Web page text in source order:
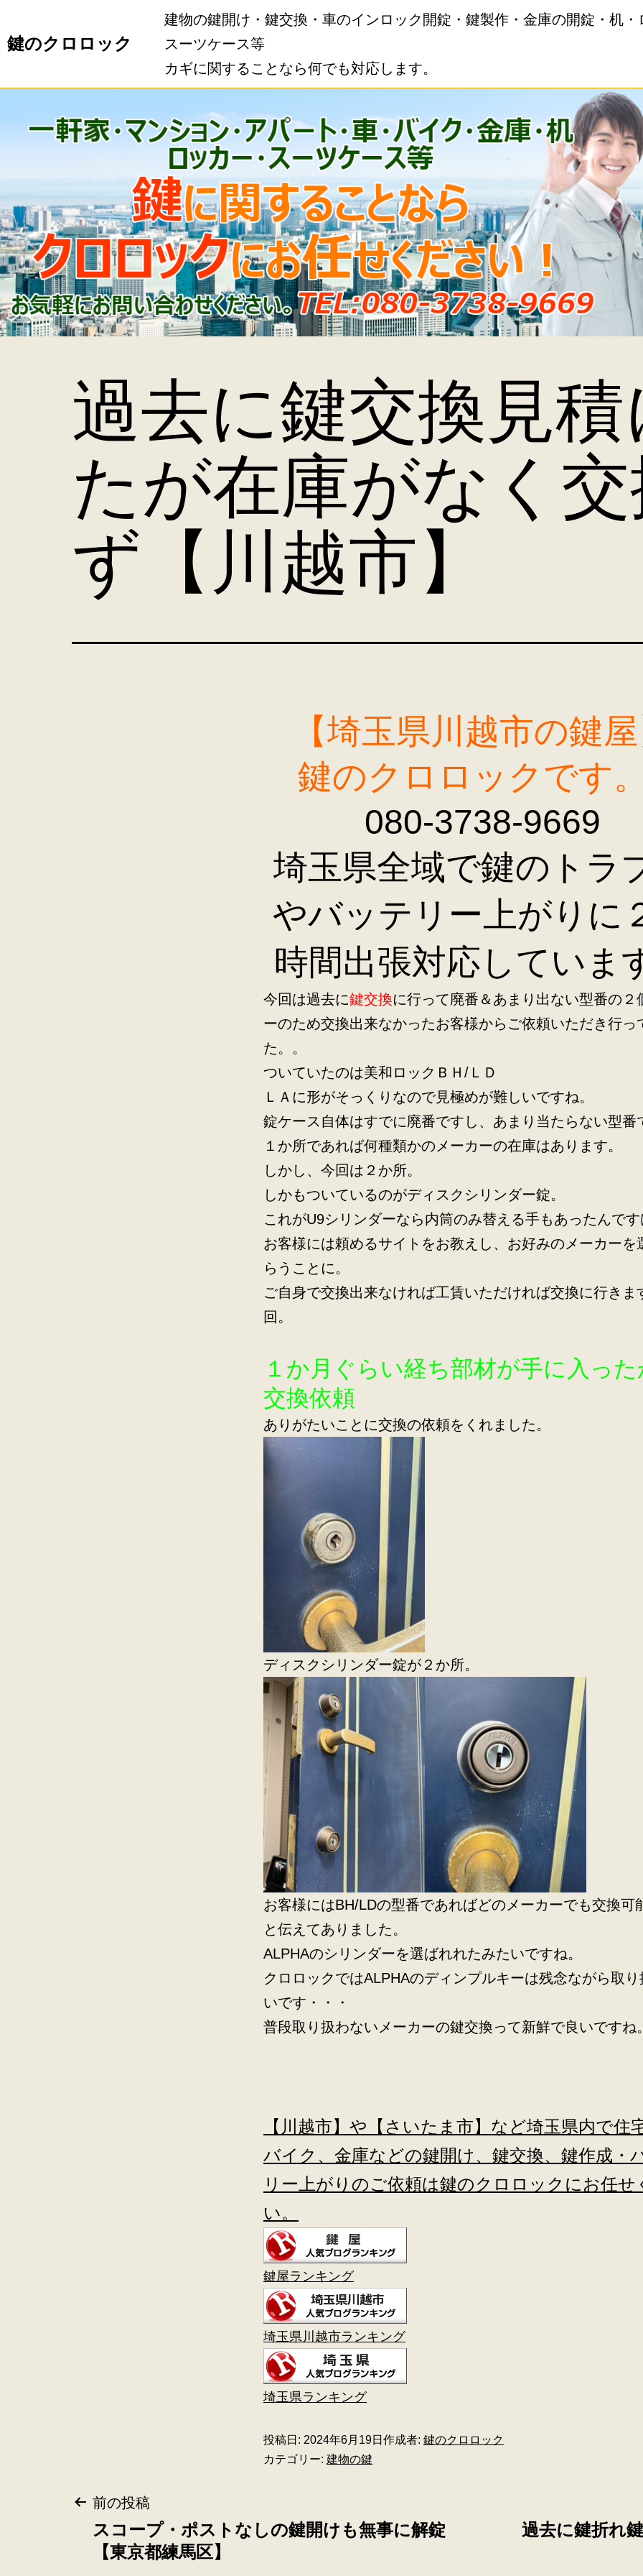
鍵のクロロック
建物の鍵開け・鍵交換・車のインロック開錠・鍵製作・金庫の開錠・机・
スーツケース等
カギに関することなら何でも対応します。
過去に鍵交換見
たが在庫がなく
ず【川越市】
【埼玉県川越市の鍵
鍵のクロロックです
080-3738-9669
埼玉県全域で鍵のトラ
やバッテリー上がりに
時間出張対応していま
今回は過去に鍵交換に行って廃番＆あまり出ない型番の２
ーのため交換出来なかったお客様からご依頼いただき行っ
た。。
ついていたのは美和ロックＢＨ/ＬＤ
ＬＡに形がそっくりなので見極めが難しいですね。
錠ケース自体はすでに廃番ですし、あまり当たらない型番
１か所であれば何種類かのメーカーの在庫はあります。
しかし、今回は２か所。
しかもついているのがディスクシリンダー錠。
これがU9シリンダーなら内筒のみ替える手もあったんで
お客様には頼めるサイトをお教えし、お好みのメーカーを
らうことに。
ご自身で交換出来なければ工賃いただければ交換に行きま
回。
１か月ぐらい経ち部材が手に入っ
交換依頼
ありがたいことに交換の依頼をくれました。
ディスクシリンダー錠が２か所。
お客様にはBH/LDの型番であればどのメーカーでも交換可
と伝えてありました。
ALPHAのシリンダーを選ばれれたみたいですね。
クロロックではALPHAのディンプルキーは残念ながら取
いです・・・
普段取り扱わないメーカーの鍵交換って新鮮で良いですね
【川越市】や【さいたま市】など埼玉県内で住
バイク、金庫などの鍵開け、鍵交換、鍵作成・
リー上がりのご依頼は鍵のクロロックにお任せ
い。
鍵屋ランキング
埼玉県川越市ランキング
埼玉県ランキング
投稿日: 2024年6月19日 作成者: 鍵のクロロック
カテゴリー: 建物の鍵
前の投稿
スコープ・ポストなしの鍵開けも無事に解錠
【東京都練馬区】
過去に鍵折れ